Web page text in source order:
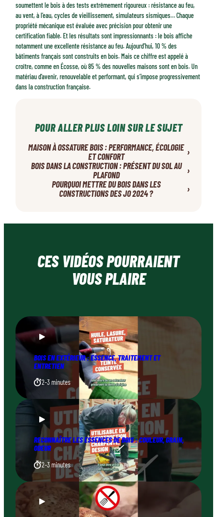
soumettent le bois à des tests extrêmement rigoureux : résistance au feu,
au vent, à l’eau, cycles de vieillissement, simulateurs sismiques… Chaque
propriété mécanique est évaluée avec précision pour obtenir une
certification fiable. Et les résultats sont impressionnants : le bois affiche
notamment une excellente résistance au feu. Aujourd’hui, 10 % des
bâtiments français sont construits en bois. Mais ce chiffre est appelé à
croître, comme en Écosse, où 85 % des nouvelles maisons sont en bois. Un
matériau d’avenir, renouvelable et performant, qui s’impose progressivement
dans la construction française.
POUR ALLER PLUS LOIN SUR LE SUJET
MAISON À OSSATURE BOIS : PERFORMANCE, ÉCOLOGIE
ET CONFORT
›
BOIS DANS LA CONSTRUCTION : PRÉSENT DU SOL AU
PLAFOND
›
POURQUOI METTRE DU BOIS DANS LES
CONSTRUCTIONS DES JO 2024 ?
›
CES VIDÉOS POURRAIENT
VOUS PLAIRE
BOIS EN EXTÉRIEUR : ESSENCE, TRAITEMENT ET
ENTRETIEN
2–3 minutes
RECONNAÎTRE LES ESSENCES DE BOIS : COULEUR, GRAIN,
ODEUR
2–3 minutes